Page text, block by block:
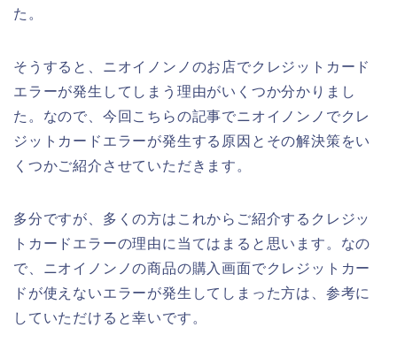
た。
そうすると、ニオイノンノのお店でクレジットカード
エラーが発生してしまう理由がいくつか分かりまし
た。なので、今回こちらの記事でニオイノンノでクレ
ジットカードエラーが発生する原因とその解決策をい
くつかご紹介させていただきます。
多分ですが、多くの方はこれからご紹介するクレジッ
トカードエラーの理由に当てはまると思います。なの
で、ニオイノンノの商品の購入画面でクレジットカー
ドが使えないエラーが発生してしまった方は、参考に
していただけると幸いです。